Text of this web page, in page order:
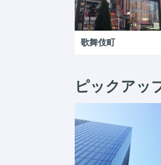
歌舞伎町
ピックアッ